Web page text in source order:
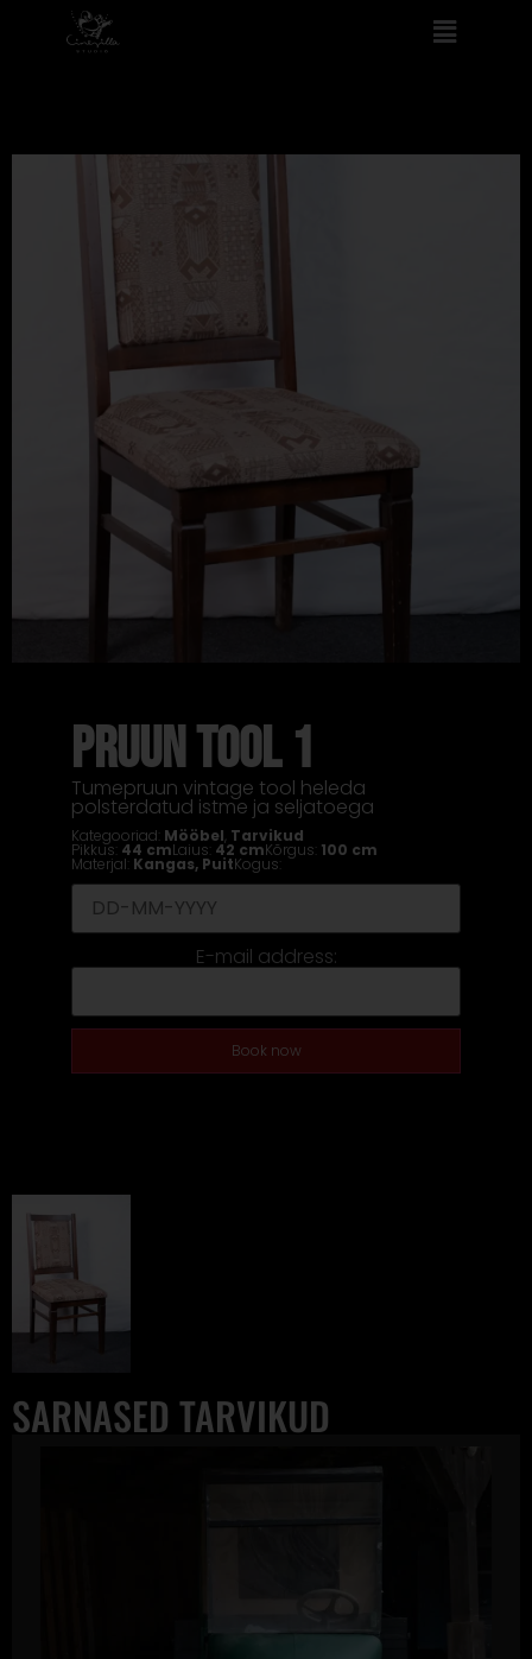
PRUUN TOOL 1
Tumepruun vintage tool heleda
polsterdatud istme ja seljatoega
Kategooriad: Mööbel Tarvikud
Pikkus: 44 cmLaius: 42 cmKõrgus: 100 cm
Materjal: Kangas, PuitKogus:
E-mail address:
Book now
SARNASED TARVIKUD